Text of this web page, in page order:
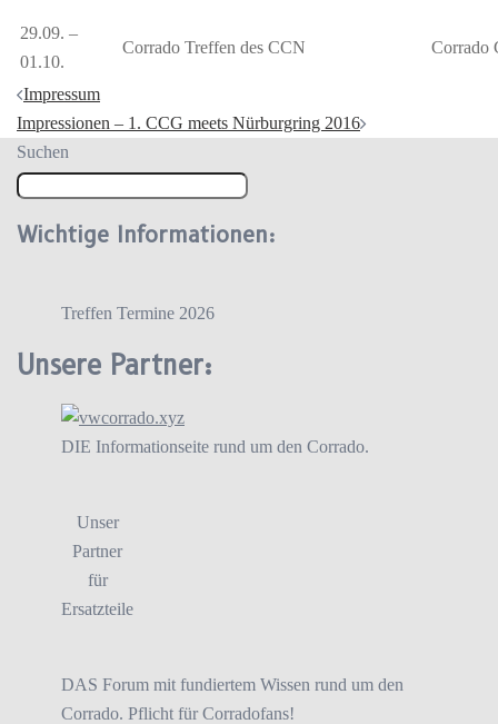
29.09. –
01.10.
Corrado Treffen des CCN Corrado
Beitragsnavigation
Impressum
Impressionen – 1. CCG meets Nürburgring 2016
Suchen
Wichtige Informationen:
Treffen Termine 2026
Unsere Partner:
DIE Informationseite rund um den Corrado.
Unser
Partner
für
Ersatzteile
DAS Forum mit fundiertem Wissen rund um den
Corrado. Pflicht für Corradofans!